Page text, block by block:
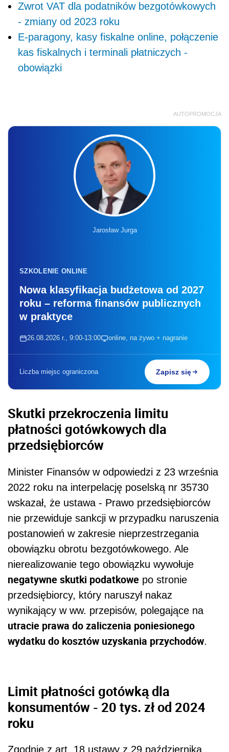
Zwrot VAT dla podatników bezgotówkowych
- zmiany od 2023 roku
E-paragony, kasy fiskalne online, połączenie
kas fiskalnych i terminali płatniczych -
obowiązki
AUTOPROMOCJA
Jarosław Jurga
SZKOLENIE ONLINE
Nowa klasyfikacja budżetowa od 2027
roku – reforma finansów publicznych
w praktyce
26.08.2026 r., 9:00-13:00 online, na żywo + nagranie
Liczba miejsc ograniczona Zapisz się
Skutki przekroczenia limitu
płatności gotówkowych dla
przedsiębiorców
Minister Finansów w odpowiedzi z 23 września
2022 roku na interpelację poselską nr 35730
wskazał, że ustawa - Prawo przedsiębiorców
nie przewiduje sankcji w przypadku naruszenia
postanowień w zakresie nieprzestrzegania
obowiązku obrotu bezgotówkowego. Ale
nierealizowanie tego obowiązku wywołuje
negatywne skutki podatkowe po stronie
przedsiębiorcy, który naruszył nakaz
wynikający w ww. przepisów, polegające na
utracie prawa do zaliczenia poniesionego
wydatku do kosztów uzyskania przychodów.
Limit płatności gotówką dla
konsumentów - 20 tys. zł od 2024
roku
Zgodnie z art. 18 ustawy z 29 października